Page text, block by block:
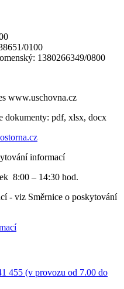
0100
1380266349/0800
www.uschovna.cz
dokumenty: pdf, xlsx, docx
informací
8:00 – 14:30 hod.
- viz Směrnice o poskytování
455 (v provozu od 7.00 do